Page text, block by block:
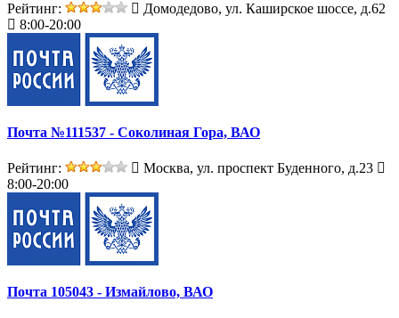
Рейтинг:
Домодедово, ул. Каширское шоссе, д.62
8:00-20:00
Почта №111537 - Соколиная Гора, ВАО
Рейтинг:
Москва, ул. проспект Буденного, д.23
8:00-20:00
Почта 105043 - Измайлово, ВАО